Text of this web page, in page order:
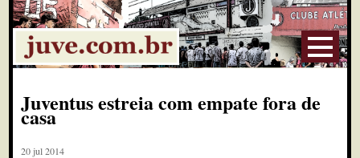
Juventus estreia com empate fora de
casa
20 jul 2014